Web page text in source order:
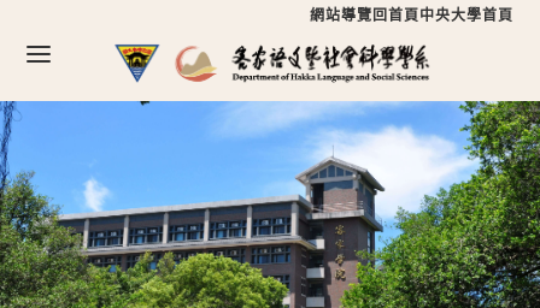
網站導覽 回首頁中央大學首頁